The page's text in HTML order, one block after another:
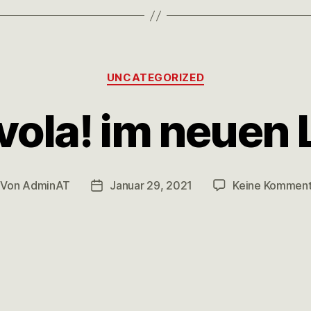
UNCATEGORIZED
im neuen
Von AdminAT Januar 29, 2021 Keine